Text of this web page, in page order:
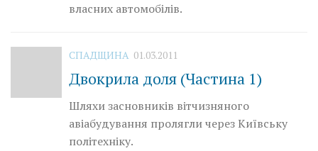
власних автомобілів.
СПАДЩИНА 01.03.2011
Двокрила доля (Частина 1)
Шляхи засновників вітчизняного
авіабудування пролягли через Київську
політехніку.